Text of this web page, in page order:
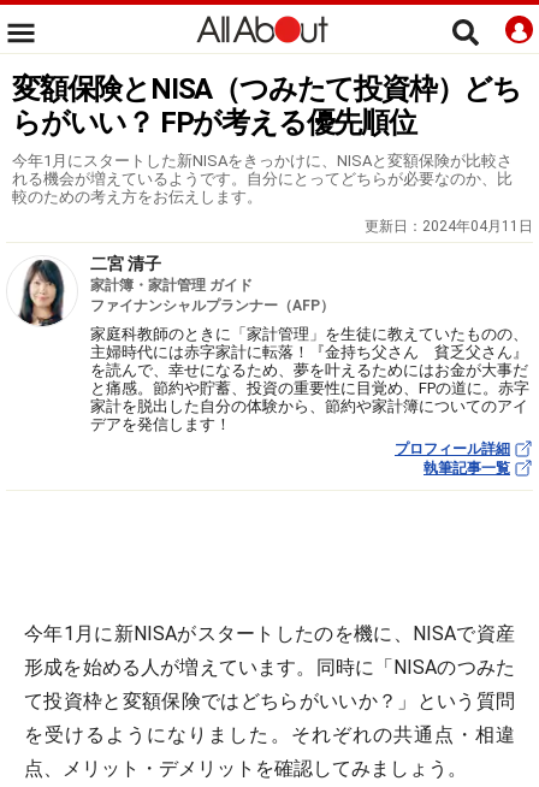
変額保険とNISA（つみたて投資枠）どち
らがいい？ FPが考える優先順位
今年1月にスタートした新NISAをきっかけに、NISAと変額保険が比較さ
れる機会が増えているようです。自分にとってどちらが必要なのか、比
較のための考え方をお伝えします。
更新日： 2024年04月11日
二宮 清子
家計簿・家計管理 ガイド
ファイナンシャルプランナー（AFP）
家庭科教師のときに「家計管理」を生徒に教えていたものの、
主婦時代には赤字家計に転落！『金持ち父さん 貧乏父さん』
を読んで、幸せになるため、夢を叶えるためにはお金が大事だ
と痛感。節約や貯蓄、投資の重要性に目覚め、FPの道に。赤字
家計を脱出した自分の体験から、節約や家計簿についてのアイ
デアを発信します！
プロフィール詳細
執筆記事一覧
今年1月に新NISAがスタートしたのを機に、NISAで資産
形成を始める人が増えています。同時に「NISAのつみた
て投資枠と変額保険ではどちらがいいか？」という質問
を受けるようになりました。それぞれの共通点・相違
点、メリット・デメリットを確認してみましょう。